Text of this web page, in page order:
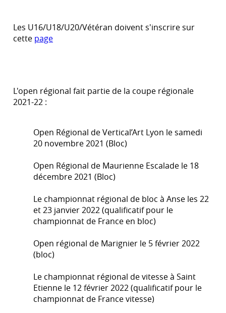
Les U16/U18/U20/Vétéran doivent s'inscrire sur
cette page
L'open régional fait partie de la coupe régionale
2021-22 :
Open Régional de Vertical’Art Lyon le samedi
20 novembre 2021 (Bloc)
Open Régional de Maurienne Escalade le 18
décembre 2021 (Bloc)
Le championnat régional de bloc à Anse les 22
et 23 janvier 2022 (qualificatif pour le
championnat de France en bloc)
Open régional de Marignier le 5 février 2022
(bloc)
Le championnat régional de vitesse à Saint
Etienne le 12 février 2022 (qualificatif pour le
championnat de France vitesse)